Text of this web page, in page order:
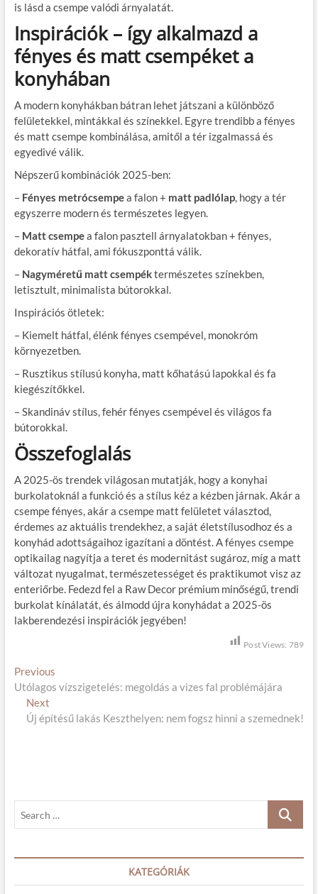
is lásd a csempe valódi árnyalatát.
Inspirációk – így alkalmazd a
fényes és matt csempéket a
konyhában
A modern konyhákban bátran lehet játszani a különböző
felületekkel, mintákkal és színekkel. Egyre trendibb a fényes
és matt csempe kombinálása, amitől a tér izgalmassá és
egyedivé válik.
Népszerű kombinációk 2025-ben:
– Fényes metrócsempea falon + matt padlólap, hogy a tér
egyszerre modern és természetes legyen.
– Matt csempea falon pasztell árnyalatokban + fényes,
dekoratív hátfal, ami fókuszponttá válik.
– Nagyméretű matt csempéktermészetes színekben,
letisztult, minimalista bútorokkal.
Inspirációs ötletek:
– Kiemelt hátfal, élénk fényes csempével, monokróm
környezetben.
– Rusztikus stílusú konyha, matt kőhatású lapokkal és fa
kiegészítőkkel.
– Skandináv stílus, fehér fényes csempével és világos fa
bútorokkal.
Összefoglalás
A 2025-ös trendek világosan mutatják, hogy a konyhai
burkolatoknál a funkció és a stílus kéz a kézben járnak. Akár a
csempe fényes, akár a csempe matt felületet választod,
érdemes az aktuális trendekhez, a saját életstílusodhoz és a
konyhád adottságaihoz igazítani a döntést. A fényes csempe
optikailag nagyítja a teret és modernitást sugároz, míg a matt
változat nyugalmat, természetességet és praktikumot visz az
enteriőrbe. Fedezd fel a Raw Decor prémium minőségű, trendi
burkolat kínálatát, és álmodd újra konyhádat a 2025-ös
lakberendezési inspirációk jegyében!
Post Views: 789
B
e
z
é
s
n
Previous
r
v
s
:
Utólagos vízszigetelés: megoldás a vizes fal problémájára
Next
e
:
Új építésű lakás Keszthelyen: nem fogsz hinni a szemednek!
r
h
KATEGÓRIÁK